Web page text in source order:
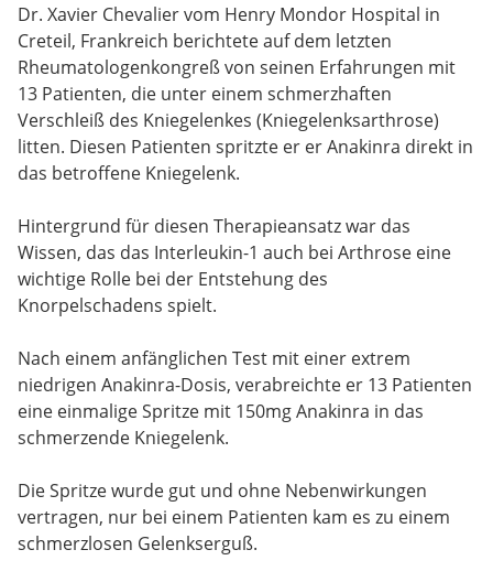
Dr. Xavier Chevalier vom Henry Mondor Hospital in
Creteil, Frankreich berichtete auf dem letzten
Rheumatologenkongreß von seinen Erfahrungen mit
13 Patienten, die unter einem schmerzhaften
Verschleiß des Kniegelenkes (Kniegelenksarthrose)
litten. Diesen Patienten spritzte er er Anakinra direkt in
das betroffene Kniegelenk.
Hintergrund für diesen Therapieansatz war das
Wissen, das das Interleukin-1 auch bei Arthrose eine
wichtige Rolle bei der Entstehung des
Knorpelschadens spielt.
Nach einem anfänglichen Test mit einer extrem
niedrigen Anakinra-Dosis, verabreichte er 13 Patienten
eine einmalige Spritze mit 150mg Anakinra in das
schmerzende Kniegelenk.
Die Spritze wurde gut und ohne Nebenwirkungen
vertragen, nur bei einem Patienten kam es zu einem
schmerzlosen Gelenkserguß.